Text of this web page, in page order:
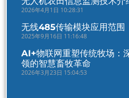
2026年4月1日 10:28:31
无线485传输模块应用范围
2025年9月16日 11:16:48
AI+物联网重塑传统牧场：
领的智慧畜牧革命
2026年3月23日 15:04:53